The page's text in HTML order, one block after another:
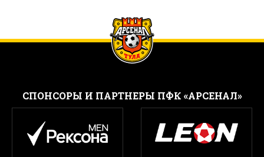
CПОНСОРЫ И ПАРТНЕРЫ ПФК «АРСЕНАЛ»